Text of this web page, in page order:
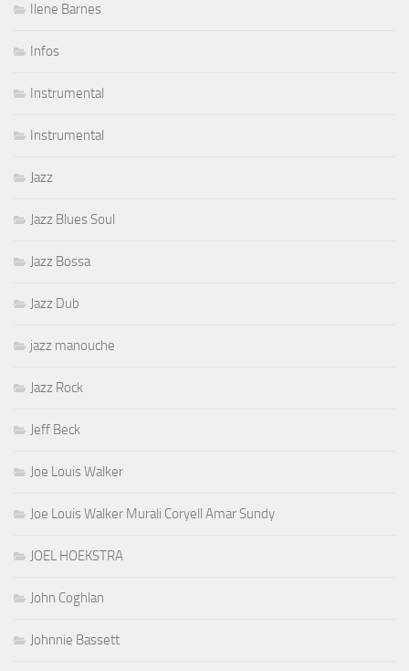
Ilene Barnes
Infos
Instrumental
Instrumental
Jazz
Jazz Blues Soul
Jazz Bossa
Jazz Dub
jazz manouche
Jazz Rock
Jeff Beck
Joe Louis Walker
Joe Louis Walker Murali Coryell Amar Sundy
JOEL HOEKSTRA
John Coghlan
Johnnie Bassett